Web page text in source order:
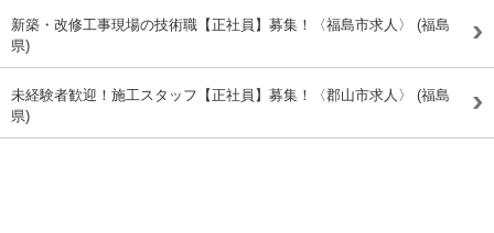
新築・改修工事現場の技術職【正社員】募集！〈福島市求人〉 (福島
県)
未経験者歓迎！施工スタッフ【正社員】募集！〈郡山市求人〉 (福島
県)